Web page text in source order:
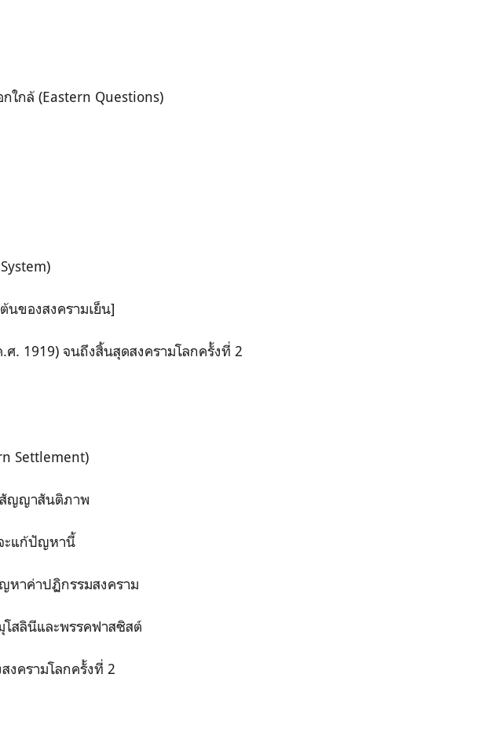
ใกล้ (Eastern Questions)
นของสงครามเย็น]
. 1919) จนถึงสิ้นสุดสงครามโลกครั้งที่ 2
Settlement)
สัญญาสันติภาพ
ะแก้ปัญหานี้
หาค่าปฏิกรรมสงคราม
โสลินีและพรรคฟาสซิสต์
งครามโลกครั้งที่ 2